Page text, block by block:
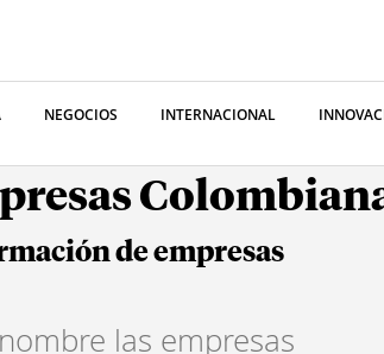
NEGOCIOS INTERNACIONAL
de empresas